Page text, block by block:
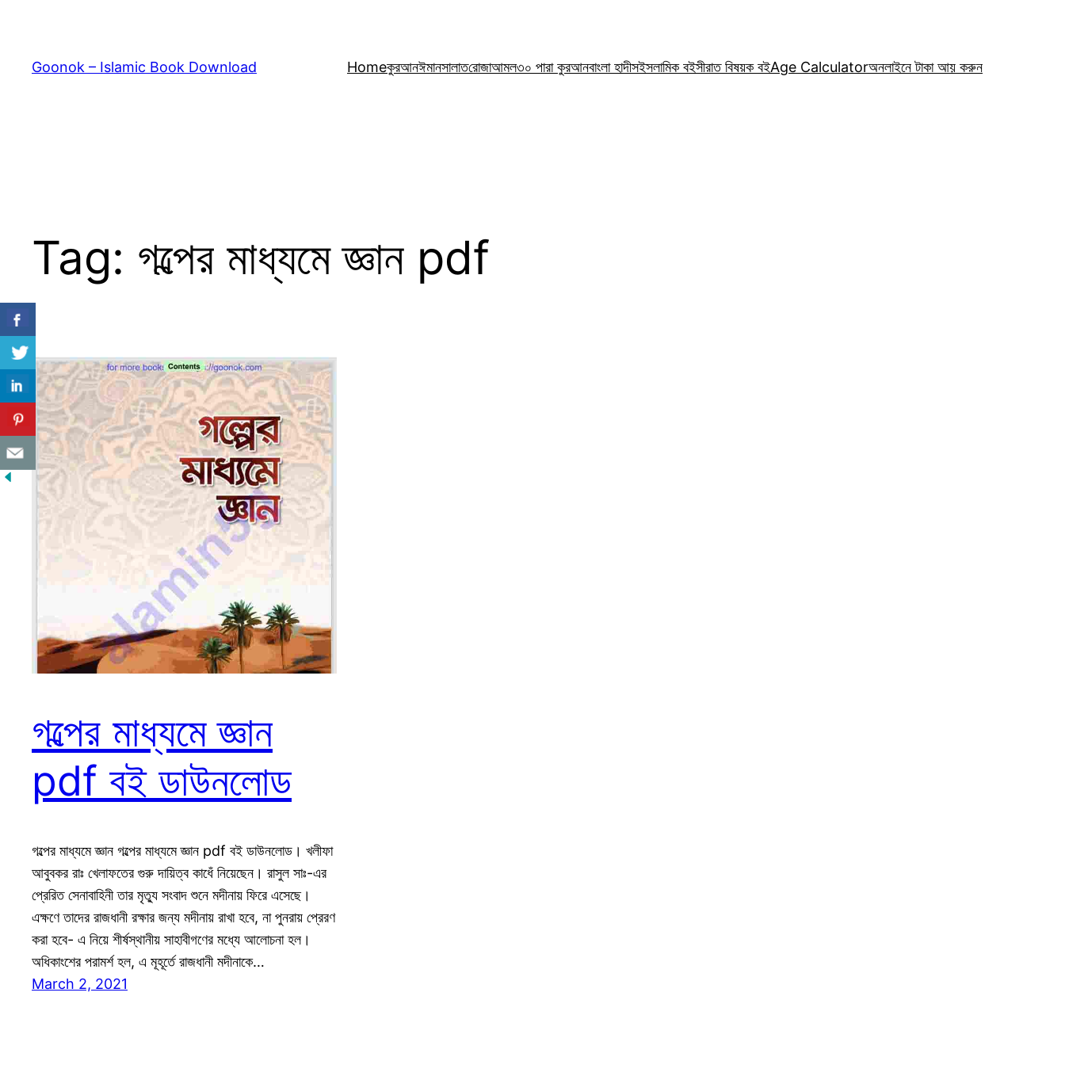
content
Goonok – Islamic Book Download Homeকুরআনঈমানসালাতরোজাআমল৩০ পারা কুরআনবাংলা হাদীসইসলামিক বইসীরাত বিষয়ক বইAge Calculatorঅনলাইনে টাকা আয় করুন
Tag: গল্পের মাধ্যমে জ্ঞান pdf
গল্পের মাধ্যমে জ্ঞান
pdf বই ডাউনলোড
গল্পের মাধ্যমে জ্ঞান গল্পের মাধ্যমে জ্ঞান pdf বই ডাউনলোড। খলীফা
আবুবকর রাঃ খেলাফতের গুরু দায়িত্ব কাধেঁ নিয়েছেন। রাসুল সাঃ-এর
প্রেরিত সেনাবাহিনী তার মৃত্যু সংবাদ শুনে মদীনায় ফিরে এসেছে।
এক্ষণে তাদের রাজধানী রক্ষার জন্য মদীনায় রাখা হবে, না পুনরায় প্রেরণ
করা হবে- এ নিয়ে শীর্ষস্থানীয় সাহাবীগণের মধ্যে আলোচনা হল।
অধিকাংশের পরামর্শ হল, এ মূহূর্তে রাজধানী মদীনাকে…
March 2, 2021